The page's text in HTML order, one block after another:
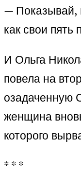
— Показывай,
как свои пять
И Ольга
повела на
озадаченную
женщина
которого
* * *